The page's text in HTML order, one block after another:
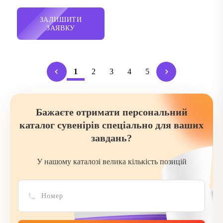
ЗАЛИШИТИ
ЗАЯВКУ
1 2 3 4 5
Бажаєте отримати персональний
каталог сувенірів спеціально для ваших
завдань?
У нашому каталозі велика кількість позицій